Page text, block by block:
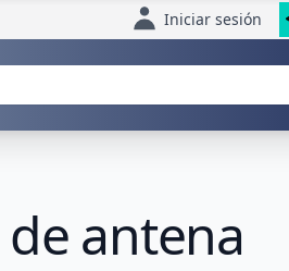
Iniciar sesión
antena